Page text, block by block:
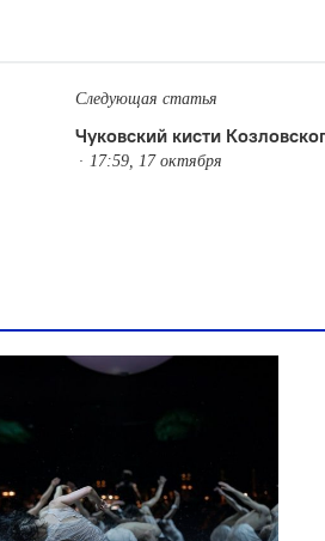
Следующая статья
Чуковский кисти
17:59, 17 октября